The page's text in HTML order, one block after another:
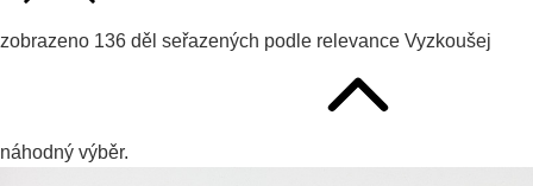
zobrazeno 136 děl seřazených podle relevance Vyzkoušej
náhodný výběr.